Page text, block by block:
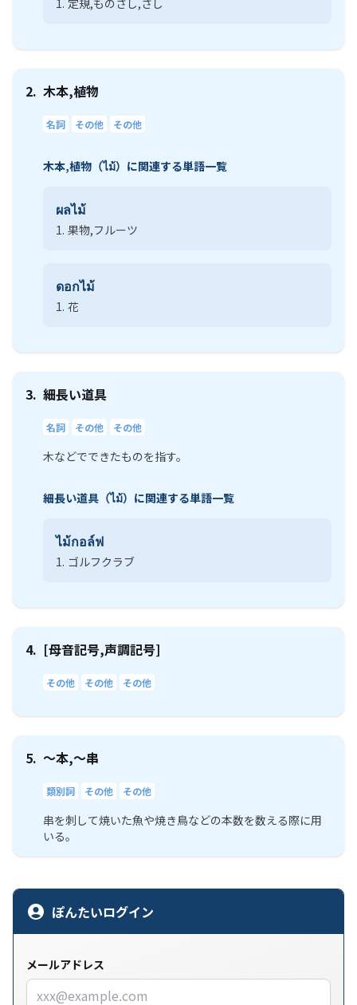
1. 定規,ものさし,さし
2. 木本,植物
名詞 その他 その他
木本,植物（ไม้）に関連する単語一覧
ผลไม้
1. 果物,フルーツ
ดอกไม้
1. 花
3. 細長い道具
名詞 その他 その他
木などでできたものを指す。
細長い道具（ไม้）に関連する単語一覧
ไม้กอล์ฟ
1. ゴルフクラブ
4. [母音記号,声調記号]
その他 その他 その他
5. ～本,～串
類別詞 その他 その他
串を刺して焼いた魚や焼き鳥などの本数を数える際に用
いる。
ぽんたいログイン
メールアドレス